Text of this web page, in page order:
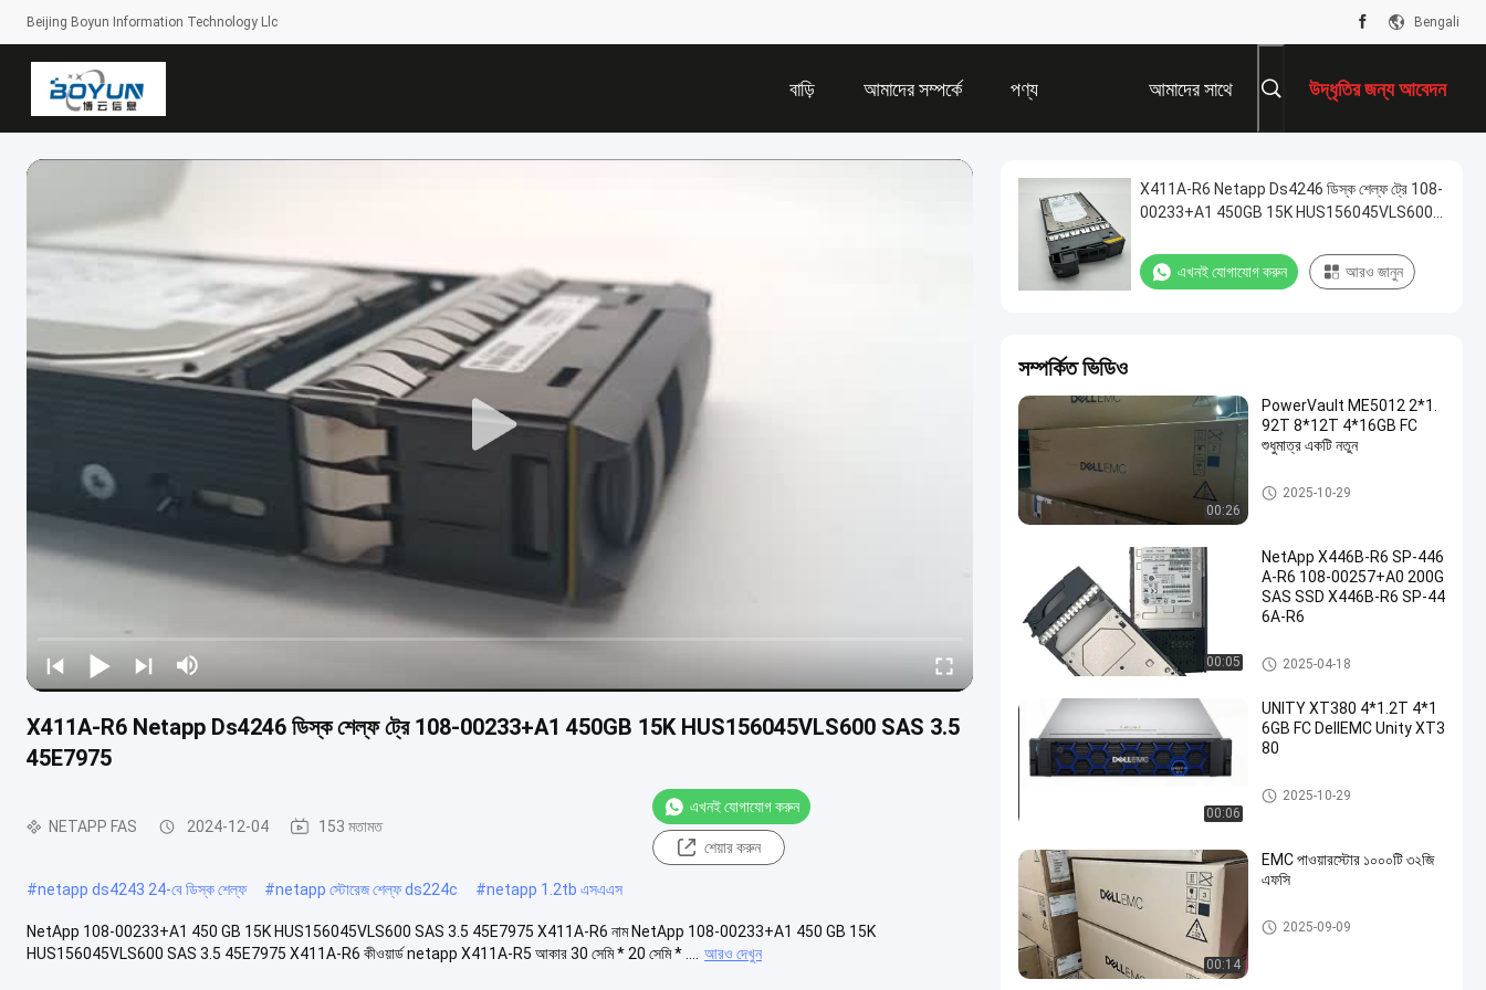
Beijing Boyun Information Technology Llc Bengali
বাড়ি আমাদের সম্পর্কে পণ্য আমাদের সাথে
যোগাযোগ করুন
উদ্ধৃতির জন্য আবেদন
X411A-R6 Netapp Ds4246 ডিস্ক শেল্ফ ট্রে 108-00233+A1 450GB 15K HUS156045VLS600 SAS 3.5
45E7975
NETAPP FAS 2024-12-04 153 মতামত
এখনই যোগাযোগ করুন
শেয়ার করুন
#netapp ds4243 24-বে ডিস্ক শেল্ফ #netapp স্টোরেজ শেল্ফ ds224c #netapp 1.2tb এসএএস
NetApp 108-00233+A1 450 GB 15K HUS156045VLS600 SAS 3.5 45E7975 X411A-R6 নাম NetApp 108-00233+A1 450 GB 15K
HUS156045VLS600 SAS 3.5 45E7975 X411A-R6 কীওয়ার্ড netapp X411A-R5 আকার 30 সেমি * 20 সেমি * ....
আরও দেখুন
X411A-R6 Netapp Ds4246 ডিস্ক শেল্ফ ট্রে 108-
00233+A1 450GB 15K HUS156045VLS600
এখনই যোগাযোগ করুন আরও জানুন
সম্পর্কিত ভিডিও
00:26
PowerVault ME5012 2*1.
92T 8*12T 4*16GB FC
শুধুমাত্র একটি নতুন
ডেল ইএমসি ইউনিটি স্টোরেজ
2025-10-29
00:05
NetApp X446B-R6 SP-446
A-R6 108-00257+A0 200G
SAS SSD X446B-R6 SP-44
6A-R6
NETAPP FAS
2025-04-18
00:06
UNITY XT380 4*1.2T 4*1
6GB FC DellEMC Unity XT3
80
ডেল ইএমসি ইউনিটি স্টোরেজ
2025-10-29
00:14
EMC পাওয়ারস্টোর ১০০০টি ৩২জি
এফসি
ডেল ইএমসি ইউনিটি স্টোরেজ
2025-09-09